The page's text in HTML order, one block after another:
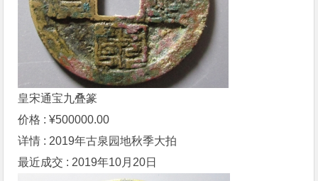
皇宋通宝九叠篆
价格 : ¥500000.00
详情 : 2019年古泉园地秋季大拍
最近成交 : 2019年10月20日